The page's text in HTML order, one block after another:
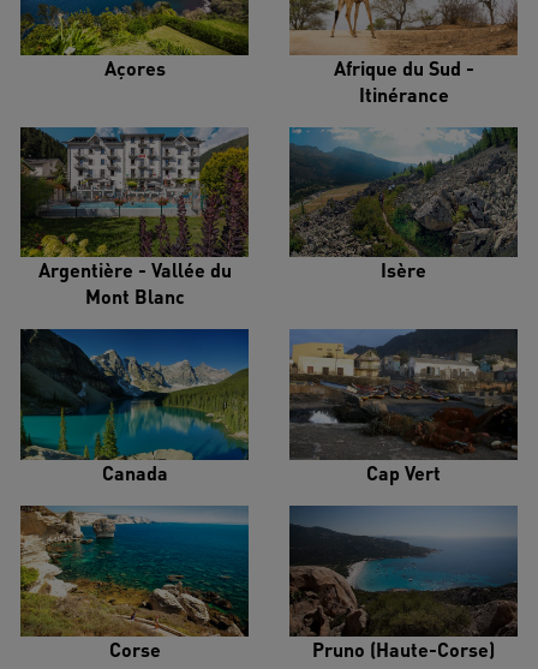
Açores
Afrique du Sud -
Itinérance
Argentière - Vallée du
Mont Blanc
Isère
Canada Cap Vert
Corse Pruno (Haute-Corse)